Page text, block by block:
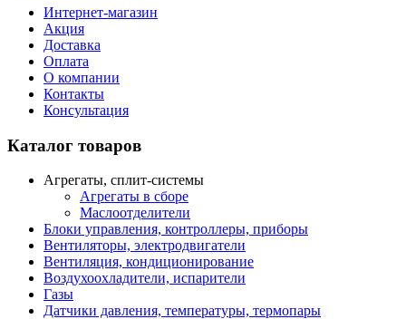
Интернет-магазин
Акция
Доставка
Оплата
О компании
Контакты
Консультация
Каталог товаров
Агрегаты, сплит-системы
Агрегаты в сборе
Маслоотделители
Блоки управления, контроллеры, приборы
Вентиляторы, электродвигатели
Вентиляция, кондиционирование
Воздухоохладители, испарители
Газы
Датчики давления, температуры, термопары